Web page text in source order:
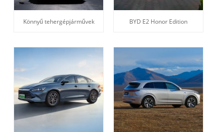
Könnyű tehergépjárművek BYD E2 Honor Edition